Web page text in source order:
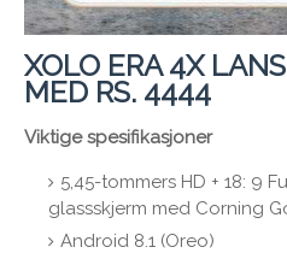
XOLO ERA 4X
MED RS. 4444
Viktige spesifikasjoner
5,45-tommers HD + 18: 9
glassskjerm med Corning
Android 8.1 (Oreo)